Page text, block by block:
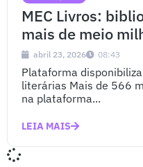
MEC Livros:
mais de meio
abril 23, 2026 08:43
Plataforma
literárias Mais de 566
na plataforma...
LEIA MAIS